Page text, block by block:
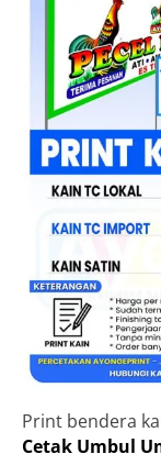
Print bendera
Cetak Umbul